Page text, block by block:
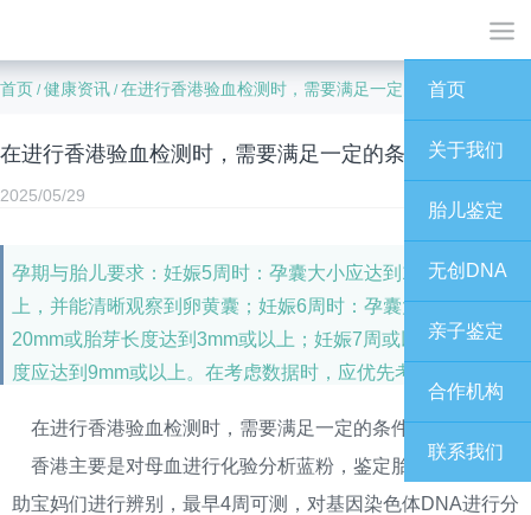
首页
关于我们
胎儿鉴定
无创DNA
亲子鉴定
合作机构
联系我们
首页 /健康资讯 /在进行香港验血检测时，需要满足一定的条件：
在进行香港验血检测时，需要满足一定的条件：
2025/05/29
孕期与胎儿要求：妊娠5周时：孕囊大小应达到15mm或以
上，并能清晰观察到卵黄囊；妊娠6周时：孕囊大小应达到
20mm或胎芽长度达到3mm或以上；妊娠7周或以上：胎芽长
度应达到9mm或以上。在考虑数据时，应优先考虑胎芽数
在进行香港验血检测时，需要满足一定的条件：
香港主要是对母血进行化验分析蓝粉，鉴定胎儿性别，帮
助宝妈们进行辨别，最早4周可测，对基因染色体DNA进行分